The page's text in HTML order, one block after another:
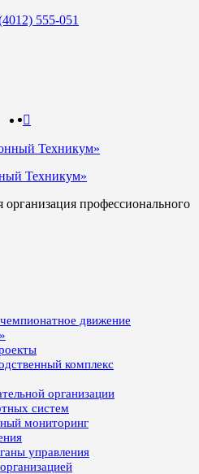
555-051
Техникум»
профессионального
движение
комплекс
организации
систем
мониторинг
управления